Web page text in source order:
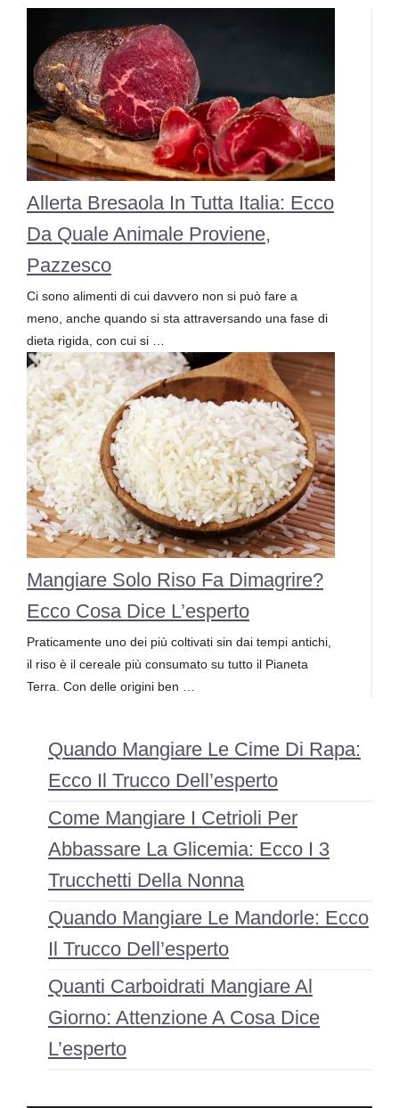
Allerta Bresaola In Tutta Italia: Ecco
Da Quale Animale Proviene,
Pazzesco
Ci sono alimenti di cui davvero non si può fare a
meno, anche quando si sta attraversando una fase di
dieta rigida, con cui si …
Mangiare Solo Riso Fa Dimagrire?
Ecco Cosa Dice L’esperto
Praticamente uno dei più coltivati sin dai tempi antichi,
il riso è il cereale più consumato su tutto il Pianeta
Terra. Con delle origini ben …
Quando Mangiare Le Cime Di Rapa:
Ecco Il Trucco Dell’esperto
Come Mangiare I Cetrioli Per
Abbassare La Glicemia: Ecco I 3
Trucchetti Della Nonna
Quando Mangiare Le Mandorle: Ecco
Il Trucco Dell’esperto
Quanti Carboidrati Mangiare Al
Giorno: Attenzione A Cosa Dice
L’esperto